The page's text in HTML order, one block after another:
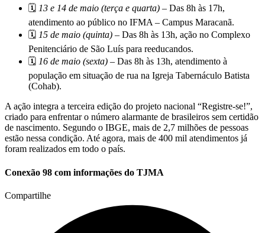
🗓️ 13 e 14 de maio (terça e quarta) – Das 8h às 17h,
atendimento ao público no IFMA – Campus Maracanã.
🗓️ 15 de maio (quinta) – Das 8h às 13h, ação no Complexo
Penitenciário de São Luís para reeducandos.
🗓️ 16 de maio (sexta) – Das 8h às 13h, atendimento à
população em situação de rua na Igreja Tabernáculo Batista
(Cohab).
A ação integra a terceira edição do projeto nacional “Registre-se!”,
criado para enfrentar o número alarmante de brasileiros sem certidão
de nascimento. Segundo o IBGE, mais de 2,7 milhões de pessoas
estão nessa condição. Até agora, mais de 400 mil atendimentos já
foram realizados em todo o país.
Conexão 98 com informações do TJMA
Compartilhe